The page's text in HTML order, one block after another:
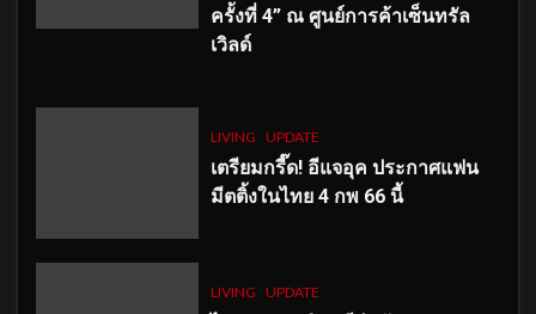
ครั้งที่ 4” ณ ศูนย์การค้าเซ็นทรัล
เวิลด์
LIVING UPDATE
เตรียมกรี๊ด! อีแจอุค ประกาศแฟน
มีตติ้งในไทย 4 กพ 66 นี้
LIVING UPDATE